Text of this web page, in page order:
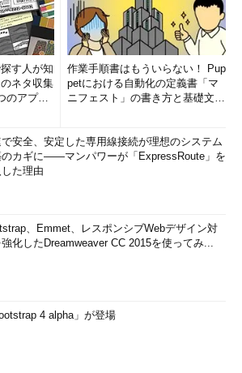
す人が知
ネタ収集
のアプリ
作業手順書はもういらない！ Pup
petにおける自動化の定義書「マ
ニフェスト」の書き方と基礎文法
安全、安定した専用線接続が理想のシステム
のカギに――マンパワーが「ExpressRoute」を
た理由
、Emmet、レスポンシブWebデザイン対
強化したDreamweaver CC 2015を使ってみ...
4 alpha」が登場